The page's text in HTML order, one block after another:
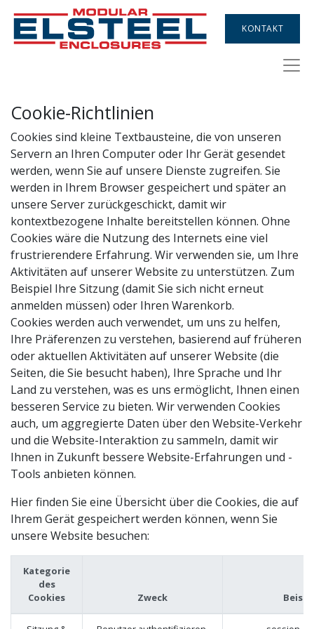
KONTAKT
Cookie-Richtlinien
Cookies sind kleine Textbausteine, die von unseren
Servern an Ihren Computer oder Ihr Gerät gesendet
werden, wenn Sie auf unsere Dienste zugreifen. Sie
werden in Ihrem Browser gespeichert und später an
unsere Server zurückgeschickt, damit wir
kontextbezogene Inhalte bereitstellen können. Ohne
Cookies wäre die Nutzung des Internets eine viel
frustrierendere Erfahrung. Wir verwenden sie, um Ihre
Aktivitäten auf unserer Website zu unterstützen. Zum
Beispiel Ihre Sitzung (damit Sie sich nicht erneut
anmelden müssen) oder Ihren Warenkorb.
Cookies werden auch verwendet, um uns zu helfen,
Ihre Präferenzen zu verstehen, basierend auf früheren
oder aktuellen Aktivitäten auf unserer Website (die
Seiten, die Sie besucht haben), Ihre Sprache und Ihr
Land zu verstehen, was es uns ermöglicht, Ihnen einen
besseren Service zu bieten. Wir verwenden Cookies
auch, um aggregierte Daten über den Website-Verkehr
und die Website-Interaktion zu sammeln, damit wir
Ihnen in Zukunft bessere Website-Erfahrungen und -
Tools anbieten können.
Hier finden Sie eine Übersicht über die Cookies, die auf
Ihrem Gerät gespeichert werden können, wenn Sie
unsere Website besuchen:
Kategorie
des
Cookies
Zweck